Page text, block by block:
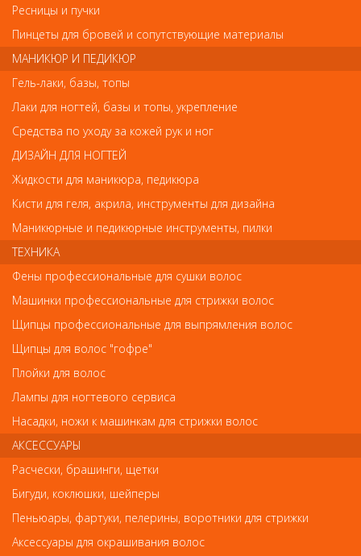
Ваш отзыв станет первым
Напишите свой отзыв
Комментарий
Имя
Код
Обратите внимание
Внешний вид товара «Альфапарф Масло для посечённых
кончиков волос, придающее блеск SDL SUBLIME CRISTALLI LIQUIDI»
может отличаться от фотографий на сайте. Несовпадение
внешнего вида и комплектности реального товара с
фотографиями и описанием на сайте не является показателем
ненадлежащего качества товара.
Так же советуем посмотреть
Ресницы и пучки
Пинцеты для бровей и сопутствующие материалы
МАНИКЮР И ПЕДИКЮР
Гель-лаки, базы, топы
Лаки для ногтей, базы и топы, укрепление
Средства по уходу за кожей рук и ног
ДИЗАЙН ДЛЯ НОГТЕЙ
Жидкости для маникюра, педикюра
Кисти для геля, акрила, инструменты для дизайна
Маникюрные и педикюрные инструменты, пилки
ТЕХНИКА
Фены профессиональные для сушки волос
Машинки профессиональные для стрижки волос
Щипцы профессиональные для выпрямления волос
Щипцы для волос "гофре"
Плойки для волос
Лампы для ногтевого сервиса
Насадки, ножи к машинкам для стрижки волос
АКСЕССУАРЫ
Расчески, брашинги, щетки
Бигуди, коклюшки, шейперы
Пеньюары, фартуки, пелерины, воротники для стрижки
Аксессуары для окрашивания волос